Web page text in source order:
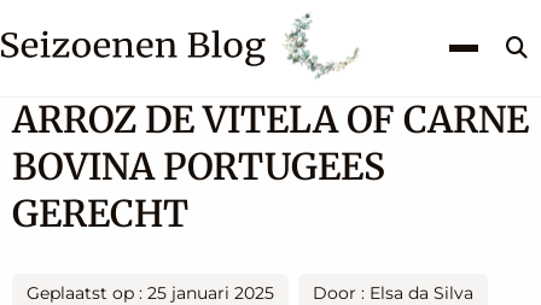
ARROZ DE VITELA OF CARNE
BOVINA PORTUGEES
GERECHT
Geplaatst op : 25 januari 2025 Door : Elsa da Silva